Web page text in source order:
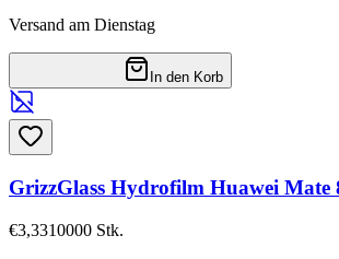
Versand am Dienstag
In den Korb
GrizzGlass Hydrofilm Huawei Mate
€3,3310000 Stk.